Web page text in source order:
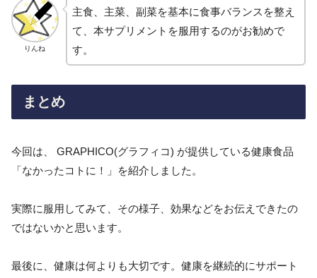
りんね
主食、主菜、副菜を基本に食事バランスを整え
て、本サプリメントを服用するのがお勧めで
す。
まとめ
今回は、 GRAPHICO(グラフィコ) が提供している健康食品
「なかったコトに！」を紹介しました。
実際に服用してみて、その様子、効果などをお伝えできたの
ではないかと思います。
最後に、健康は何よりも大切です。健康を継続的にサポート